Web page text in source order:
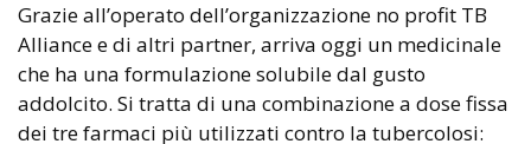
Grazie all’operato dell’organizzazione no profit TB
Alliance e di altri partner, arriva oggi un medicinale
che ha una formulazione solubile dal gusto
addolcito. Si tratta di una combinazione a dose fissa
dei tre farmaci più utilizzati contro la tubercolosi: